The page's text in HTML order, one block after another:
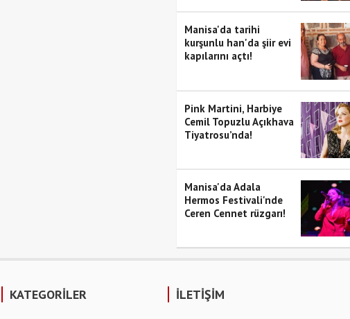
Manisa'da tarihi
kurşunlu han'da şiir evi
kapılarını açtı!
Pink Martini, Harbiye
Cemil Topuzlu Açıkhava
Tiyatrosu’nda!
Manisa'da Adala
Hermos Festivali'nde
Ceren Cennet rüzgarı!
KATEGORİLER İLETİŞİM